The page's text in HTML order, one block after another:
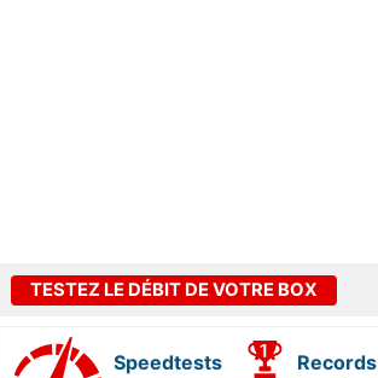
TESTEZ LE DÉBIT DE VOTRE BOX
Speedtests
Records